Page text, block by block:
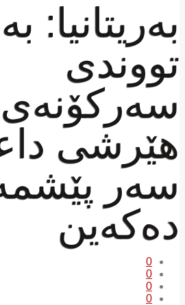
بەریتانیا: بە
تووندی
سەرکۆنەی
هێرشی
سەر
دەکەین
0
0
0
0